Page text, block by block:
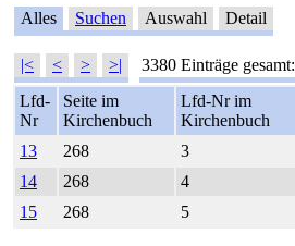
Alles Suchen Auswahl Detail
|< < > >| 3380 Einträge gesamt:
Lfd-
Nr
Seite im
Kirchenbuch
Lfd-Nr im
Kirchenbuch
13
268 3
14
268 4
15
268 5